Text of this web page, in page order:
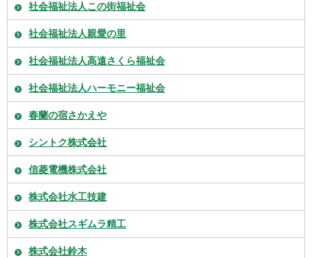
社会福祉法人この街福祉会
社会福祉法人親愛の里
社会福祉法人高遠さくら福祉会
社会福祉法人ハーモニー福祉会
春蘭の宿さかえや
シントク株式会社
信菱電機株式会社
株式会社水工技建
株式会社スギムラ精工
株式会社鈴木